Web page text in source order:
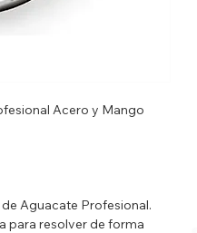
Acero y Mango
Aguacate Profesional.
para resolver de forma